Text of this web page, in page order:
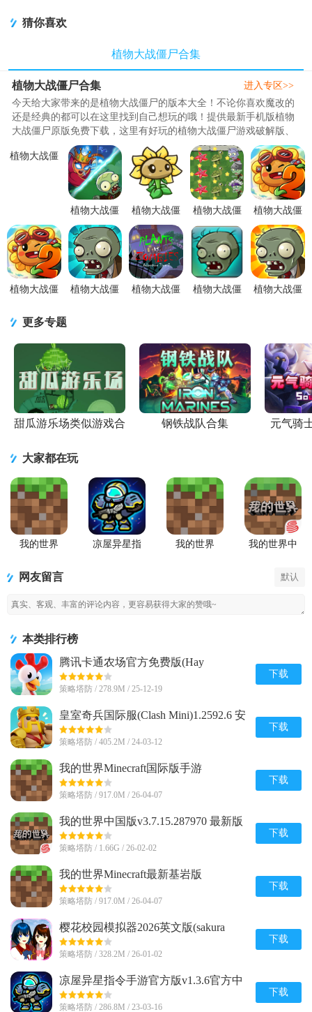
猜你喜欢
植物大战僵尸合集
植物大战僵尸合集
今天给大家带来的是植物大战僵尸的版本大全！不论你喜欢魔改的
还是经典的都可以在这里找到自己想玩的哦！提供最新手机版植物
大战僵尸原版免费下载，这里有好玩的植物大战僵尸游戏破解版、
最火的植物大战僵尸游戏、单机版、无尽版、原版等等，让你感受
各种僵尸围攻的乐趣，植物大战僵尸游戏自PC端移植过来后受到了
很多玩家的喜欢，这里给大家提供网上所有的植物大战僵尸版本游
戏大全，赶快来下载吧！..
进入专区>>
植物大战僵
植物大战僵
尸部落1.0最
新版
植物大战僵
尸EWv1.0
安卓最新版
植物大战僵
尸卡通版关
卡解锁版
1.9.4最新
植物大战僵
尸2和平时代
手游v4.1.6
安卓最新版
植物大战僵
v4.1.6 最新
植物大战僵
植物大战僵
植物大战僵
植物大战僵
经典版
更多专题
甜瓜游乐场类似游戏合
钢铁战队合集 元气骑
大家都在玩
我的世界
凉屋异星指
我的世界
我的世界中
网友留言 默认
本类排行榜
腾讯卡通农场官方免费版(Hay
Day)v1.71.1 安卓最新版
策略塔防 / 278.9M / 25-12-19
下载
皇室奇兵国际服(Clash Mini)1.2592.6 安
卓最新版
策略塔防 / 405.2M / 24-03-12
下载
我的世界Minecraft国际版手游
v1.26.20.24 官方最新版
策略塔防 / 917.0M / 26-04-07
下载
我的世界中国版v3.7.15.287970 最新版
策略塔防 / 1.66G / 26-02-02
下载
我的世界Minecraft最新基岩版
v1.26.20.24 安卓免付费版
策略塔防 / 917.0M / 26-04-07
下载
樱花校园模拟器2026英文版(sakura
schoolsimulator)v1.047.03 手机版
策略塔防 / 328.2M / 26-01-02
下载
凉屋异星指令手游官方版v1.3.6官方中
文最新版
策略塔防 / 286.8M / 23-03-16
下载